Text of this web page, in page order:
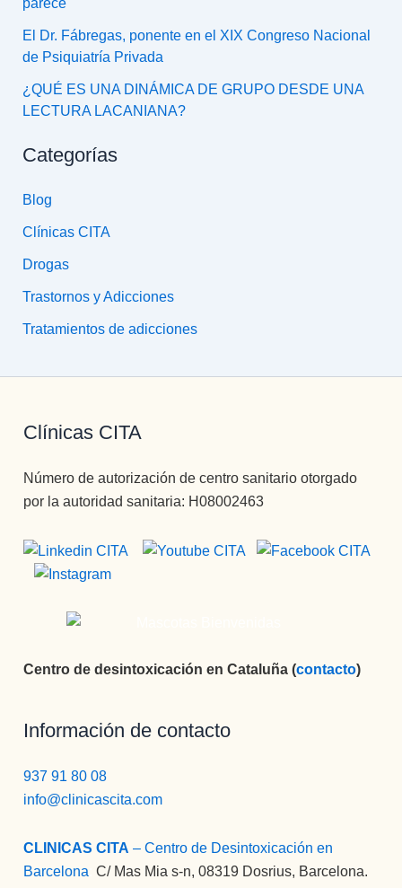
El Dr. Fábregas, ponente en el XIX Congreso Nacional
de Psiquiatría Privada
¿QUÉ ES UNA DINÁMICA DE GRUPO DESDE UNA
LECTURA LACANIANA?
Categorías
Blog
Clínicas CITA
Drogas
Trastornos y Adicciones
Tratamientos de adicciones
Clínicas CITA
Número de autorización de centro sanitario otorgado
por la autoridad sanitaria: H08002463
Centro de desintoxicación en Cataluña (contacto)
Información de contacto
937 91 80 08
info@clinicascita.com
CLINICAS CITA – Centro de Desintoxicación en
Barcelona :C/ Mas Mia s-n, 08319 Dosrius, Barcelona.